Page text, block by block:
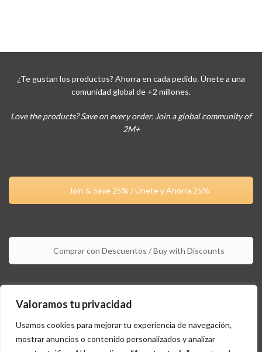
Valoramos tu privacidad
Usamos cookies para mejorar tu experiencia de navegación,
mostrar anuncios o contenido personalizados y analizar
¿Te gustan los productos? Ahorra en cada pedido. Únete a una
comunidad global de +2 millones.
Love the products? Save on every order. Join a global community of
2M+
Join & Save 25% / Únete y Ahorra 25%
Comprar con Descuentos / Buy with Discounts